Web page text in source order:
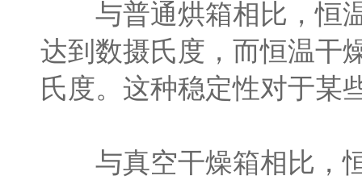
与普通烘箱相比，恒温
达到数摄氏度，而恒温干
氏度。这种稳定性对于某
与真空干燥箱相比，恒